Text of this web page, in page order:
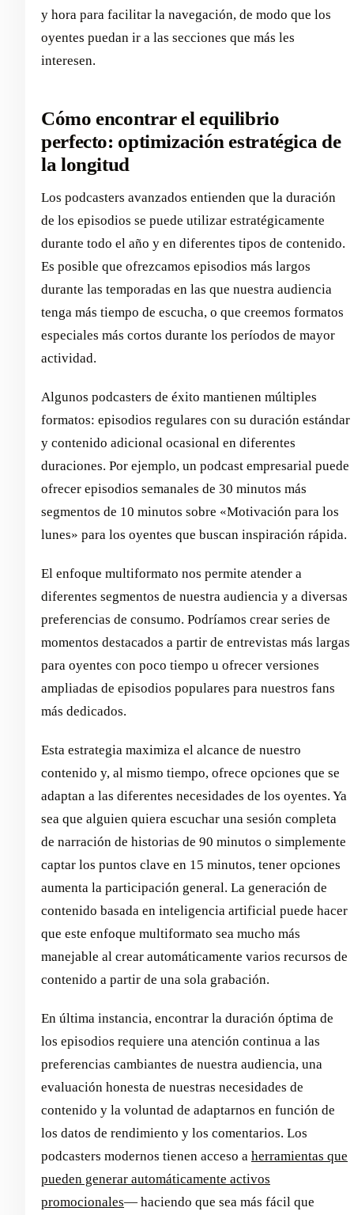
y hora para facilitar la navegación, de modo que los
oyentes puedan ir a las secciones que más les
interesen.
Cómo encontrar el equilibrio
perfecto: optimización estratégica de
la longitud
Los podcasters avanzados entienden que la duración
de los episodios se puede utilizar estratégicamente
durante todo el año y en diferentes tipos de contenido.
Es posible que ofrezcamos episodios más largos
durante las temporadas en las que nuestra audiencia
tenga más tiempo de escucha, o que creemos formatos
especiales más cortos durante los períodos de mayor
actividad.
Algunos podcasters de éxito mantienen múltiples
formatos: episodios regulares con su duración estándar
y contenido adicional ocasional en diferentes
duraciones. Por ejemplo, un podcast empresarial puede
ofrecer episodios semanales de 30 minutos más
segmentos de 10 minutos sobre «Motivación para los
lunes» para los oyentes que buscan inspiración rápida.
El enfoque multiformato nos permite atender a
diferentes segmentos de nuestra audiencia y a diversas
preferencias de consumo. Podríamos crear series de
momentos destacados a partir de entrevistas más largas
para oyentes con poco tiempo u ofrecer versiones
ampliadas de episodios populares para nuestros fans
más dedicados.
Esta estrategia maximiza el alcance de nuestro
contenido y, al mismo tiempo, ofrece opciones que se
adaptan a las diferentes necesidades de los oyentes. Ya
sea que alguien quiera escuchar una sesión completa
de narración de historias de 90 minutos o simplemente
captar los puntos clave en 15 minutos, tener opciones
aumenta la participación general. La generación de
contenido basada en inteligencia artificial puede hacer
que este enfoque multiformato sea mucho más
manejable al crear automáticamente varios recursos de
contenido a partir de una sola grabación.
En última instancia, encontrar la duración óptima de
los episodios requiere una atención continua a las
preferencias cambiantes de nuestra audiencia, una
evaluación honesta de nuestras necesidades de
contenido y la voluntad de adaptarnos en función de
los datos de rendimiento y los comentarios. Los
podcasters modernos tienen acceso a herramientas que
pueden generar automáticamente activos
promocionales— haciendo que sea más fácil que